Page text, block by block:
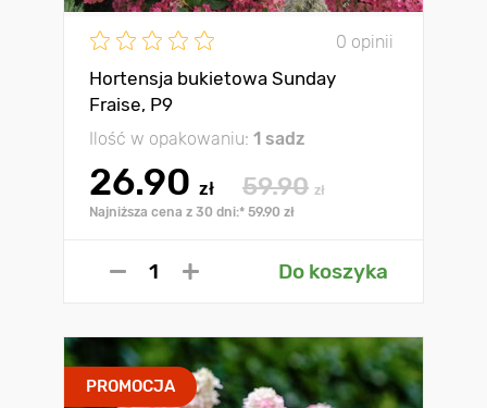
0 opinii
Hortensja bukietowa Sunday
Fraise, P9
Ilość w opakowaniu: 1 sadz
26.90 zł 59.90 zł
Najniższa cena z 30 dni:* 59.90 zł
Do koszyka
PROMOCJA